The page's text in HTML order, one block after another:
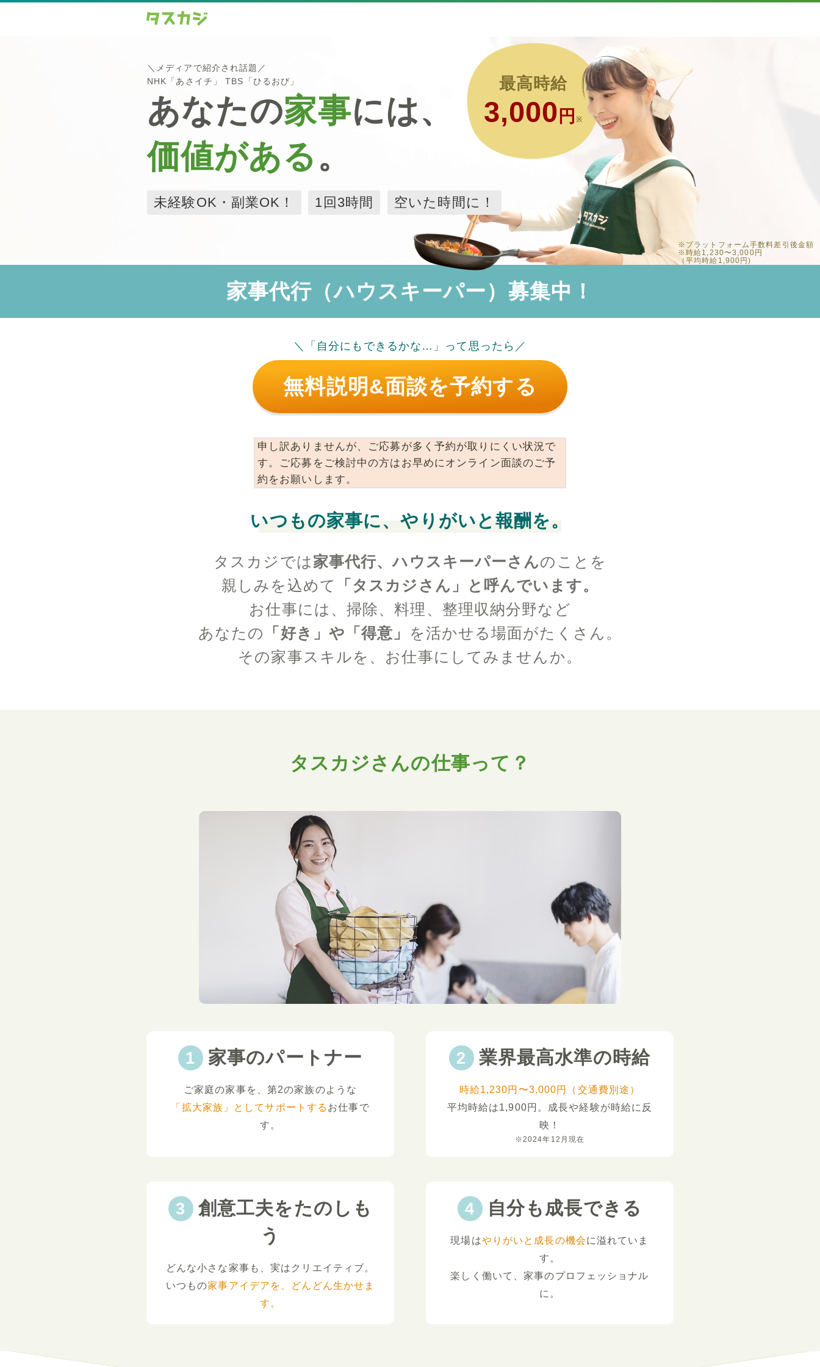
最高時給
3,000 円※
＼メディアで紹介され話題／
NHK「あさイチ」 TBS「ひるおび」
あなたの家事には、
価値がある 。
未経験OK・副業OK！ 1回3時間 空いた時間に！
※プラットフォーム手数料差引後金額
※時給1,230〜3,000円
（平均時給1,900円)
家事代行（ハウスキーパー）募集中！
＼「自分にもできるかな…」って思ったら／
無料説明&面談を予約する
申し訳ありませんが、ご応募が多く予約が取りにくい状況で
す。ご応募をご検討中の方はお早めにオンライン面談のご予
約をお願いします。
いつもの家事に、やりがいと報酬を。
タスカジでは家事代行、ハウスキーパーさんのことを
親しみを込めて
「タスカジさん」と呼んでいます。
お仕事には、掃除、料理、整理収納分野など
あなたの
「好き」や「得意」
を活かせる場面がたくさん。
その家事スキルを、お仕事にしてみませんか。
タスカジさんの仕事って？
家事のパートナー
ご家庭の家事を、第2の家族のような
「拡大家族」としてサポートする お仕事で
す。
業界最高水準の時給
時給1,230円〜3,000円（交通費別途）
平均時給は1,900円。
成長や経験が時給に反
映！
※2024年12月現在
創意工夫をたのしも
う
どんな小さな家事も、実はクリエイティブ。
いつもの家事アイデアを、どんどん生かせま
す。
自分も成長できる
現場はやりがいと成長の機会に溢れていま
す。
楽しく働いて、家事のプロフェッショナル
に。